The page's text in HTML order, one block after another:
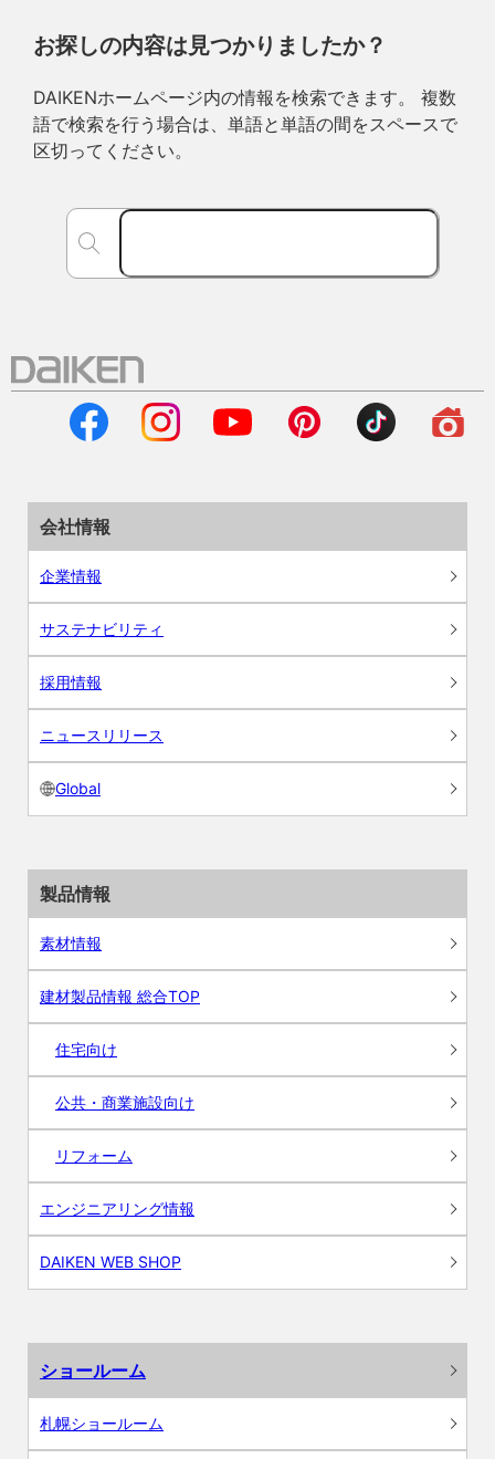
お探しの内容は見つかりましたか？
DAIKENホームページ内の情報を検索できます。 複数
語で検索を行う場合は、単語と単語の間をスペースで
区切ってください。
会社情報
企業情報
サステナビリティ
採用情報
ニュースリリース
Global
製品情報
素材情報
建材製品情報 総合TOP
住宅向け
公共・商業施設向け
リフォーム
エンジニアリング情報
DAIKEN WEB SHOP
ショールーム
札幌ショールーム